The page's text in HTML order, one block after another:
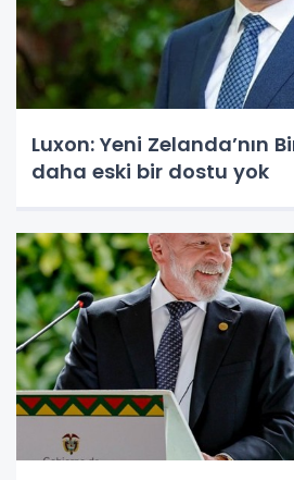
Luxon: Yeni Zelanda’nın
daha eski bir dostu yok